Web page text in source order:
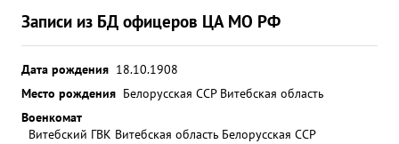
Записи из БД офицеров ЦА МО РФ
Дата рождения 18.10.1908
Место рождения Белорусская ССР Витебская область
Военкомат
Витебский ГВК Витебская область Белорусская ССР